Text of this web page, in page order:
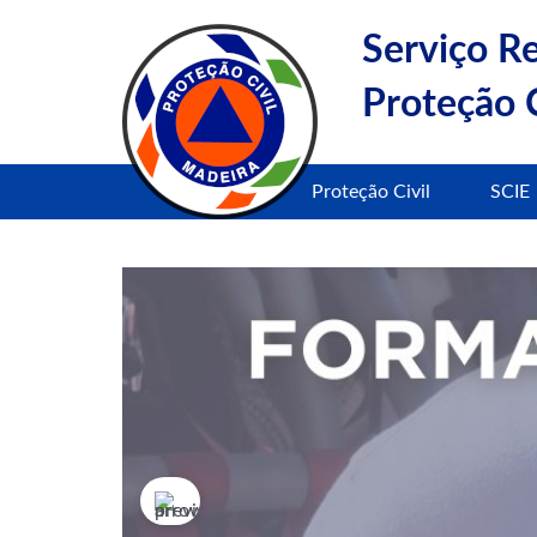
Serviço
Proteção
Proteção Civil SCIE